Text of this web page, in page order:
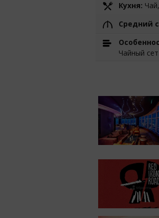
Кухня:
Средний
Чайный сет